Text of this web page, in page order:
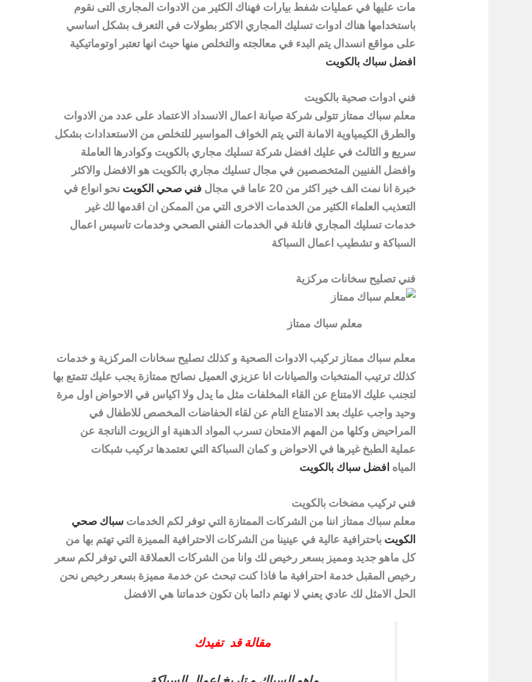
مات عليها في عمليات شفط بيارات فهناك الكثير من الادوات المجارى التى نقوم
باستخدامها هناك ادوات تسليك المجاري الاكثر بطولات في التعرف بشكل اساسي
على مواقع انسدال يتم البدء في معالجته والتخلص منها حيث انها تعتبر اوتوماتيكية
افضل سباك بالكويت
فني ادوات صحية بالكويت
معلم سباك ممتاز تتولى شركة صيانة اعمال الانسداد الاعتماد على عدد من الادوات
والطرق الكيمياوية الامانة التي يتم الخواف المواسير للتخلص من الاستعدادات بشكل
سريع و الثالث في عليك افضل شركة تسليك مجاري بالكويت وكوادرها العاملة
وافضل الفنيين المتخصصين في مجال تسليك مجاري بالكويت هو الافضل والاكثر
خبرة انا نمت الف خير اكثر من 20 عاما في مجال
فني صحي الكويت نحو انواع في
التعذيب العلماء الكثير من الخدمات الاخرى التي من الممكن ان اقدمها لك غير
خدمات تسليك المجاري فانلة في الخدمات الفني الصحي وخدمات تاسيس اعمال
السباكة و تشطيب اعمال السباكة
فني تصليح سخانات مركزية
معلم سباك ممتاز
معلم سباك ممتاز تركيب الادوات الصحية و كذلكتصليح سخانات المركزية و خدمات
كذلك ترتيب المنتخبات والصيانات انا عزيزي العميل نصائح ممتازة يجب عليك تتمتع بها
لتجنب عليك الامتناع عن القاء المخلفات مثل ما يدل ولا اكياس في الاحواض اول مرة
وحيد واجب عليك بعد الامتناع التام عن لقاء الحفاضات المخصص للاطفال في
المراحيض وكلها من المهم الامتحان تسرب المواد الدهنية او الزيوت الناتجة عن
عملية الطبخ غيرها في الاحواض و كمان السباكة التي تعتمدها تركيب شبكات
المياه افضل سباك بالكويت
فني تركيب مضخات بالكويت
معلم سباك ممتاز اننا من الشركات الممتازة التي توفر لكم الخدماتسباك صحي
الكويت باحترافية عالية في عينينا من الشركات الاحترافية المميزة التي تهتم بها من
كل ماهو جديد ومميز بسعر رخيص لك وانا من الشركات العملاقة التي توفر لكم سعر
رخيص المقبل خدمة احترافية ما فاذا كنت تبحث عن خدمة مميزة بسعر رخيص نحن
الحل الامثل لك عادي يعني لا نهتم دائما بان تكون خدماتنا هي الافضل
مقالة قد تفيدك